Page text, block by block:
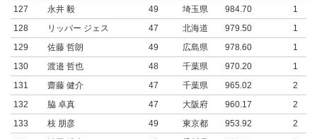
127
永井 毅 49 埼玉県 984.70
1
128
リッパー ジェス 47 北海道 979.50
1
129
佐藤 哲朗 49 広島県 978.60
1
130
渡邉 哲也 48 千葉県 970.20
1
131
齋藤 健介 47 千葉県 965.02
2
132
脇 卓真 47 大阪府 960.17
2
133
枝 朋彦 49 東京都 953.92
2